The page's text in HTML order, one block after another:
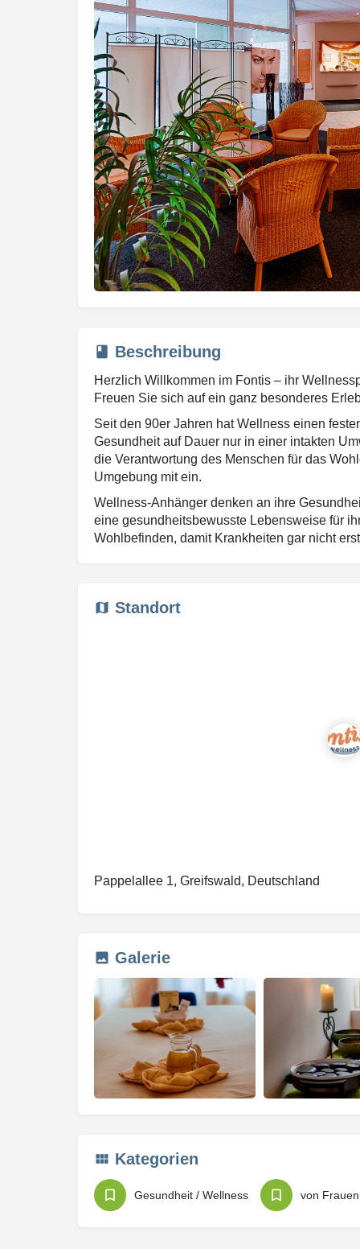
Beschreibung
Herzlich Willkommen im Fontis – ihr
Freuen Sie sich auf ein ganz besonderes
Seit den 90er Jahren hat Wellness einen
Gesundheit auf Dauer nur in einer intakten
die Verantwortung des Menschen für das
Umgebung mit ein.
Wellness-Anhänger denken an ihre
eine gesundheitsbewusste Lebensweise für
Wohlbefinden, damit Krankheiten gar nicht
Standort
Pappelallee 1, Greifswald, Deutschland
Galerie
Kategorien
Gesundheit / Wellness von